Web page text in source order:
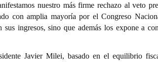
nuestro más firme rechazo al veto
con amplia mayoría por el Congreso
sus ingresos, sino que además los expone a
Javier Milei, basado en el equilibrio